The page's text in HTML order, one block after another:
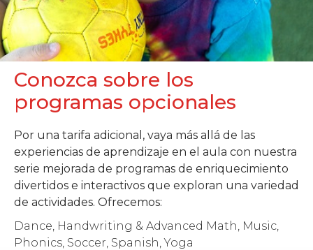
Conozca sobre los
programas opcionales
Por una tarifa adicional, vaya más allá de las
experiencias de aprendizaje en el aula con nuestra
serie mejorada de programas de enriquecimiento
divertidos e interactivos que exploran una variedad
de actividades. Ofrecemos:
Dance, Handwriting & Advanced Math, Music,
Phonics, Soccer, Spanish, Yoga